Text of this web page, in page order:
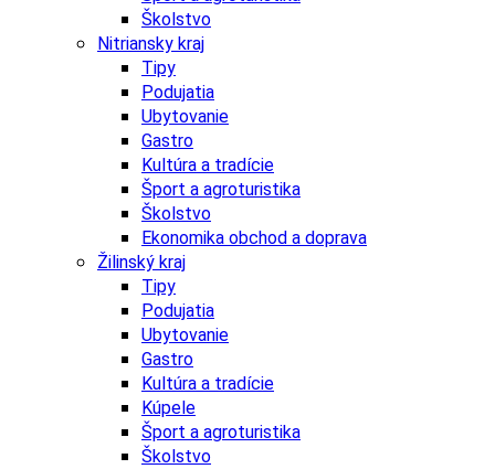
Školstvo
Nitriansky kraj
Tipy
Podujatia
Ubytovanie
Gastro
Kultúra a tradície
Šport a agroturistika
Školstvo
Ekonomika obchod a doprava
Žilinský kraj
Tipy
Podujatia
Ubytovanie
Gastro
Kultúra a tradície
Kúpele
Šport a agroturistika
Školstvo